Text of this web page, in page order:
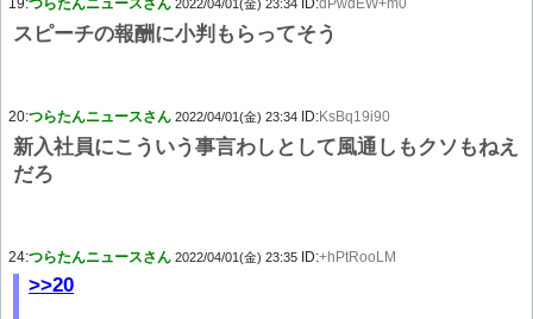
19:つらたんニュースさん 2022/04/01(金) 23:34 ID:dPwdEW+m0
スピーチの報酬に小判もらってそう
20:つらたんニュースさん 2022/04/01(金) 23:34 ID:KsBq19i90
新入社員にこういう事言わしとして風通しもクソもねえ
だろ
24:つらたんニュースさん 2022/04/01(金) 23:35 ID:+hPtRooLM
>>20